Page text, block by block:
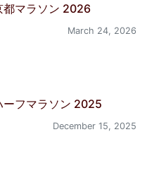
都マラソン 2026
March 24, 2026
ーフマラソン 2025
December 15, 2025